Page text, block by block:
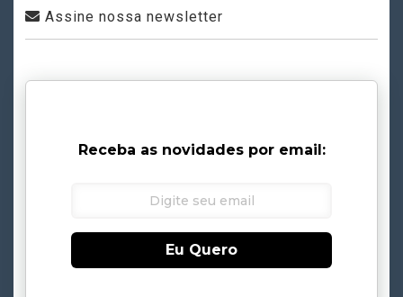
Assine nossa newsletter
Receba as novidades por email:
Eu Quero